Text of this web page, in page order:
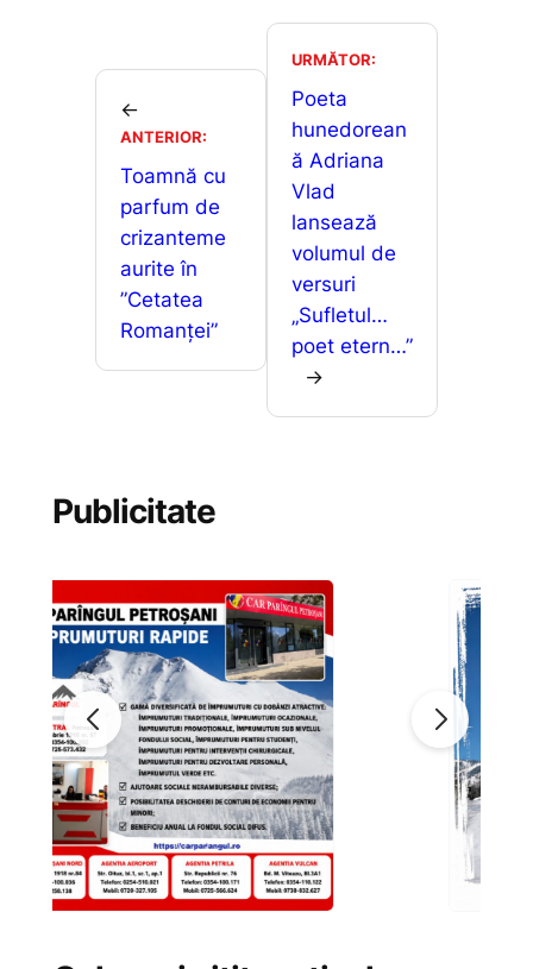
b
o
k
s
A
p
p
s
e
g
er
je
z
ă
←
ANTERIOR:
Toamnă cu
parfum de
crizanteme
aurite în
”Cetatea
Romanței”
URMĂTOR:
Poeta
hunedorean
ă Adriana
Vlad
lansează
volumul de
versuri
„Sufletul…
poet etern…”
→
Publicitate